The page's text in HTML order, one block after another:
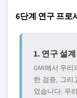
6단계 연구 프로
1. 연구 설
GMI에서 우리
한 검증, 그리
었습니다. 우